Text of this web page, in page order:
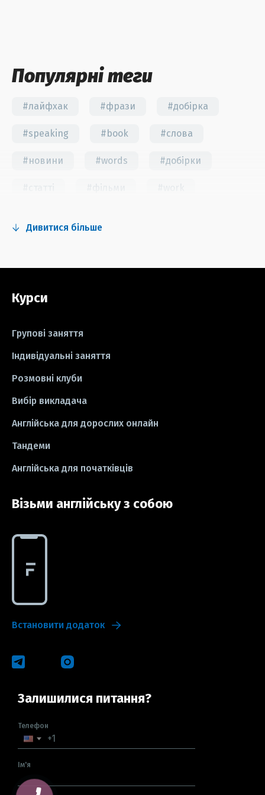
Популярні теги
#лайфхак #фрази #добірка
#speaking #book #слова
#новини #words #добірки
#grammar #writing #вправи
#пісні
#школа #ігри
#СV #резюме
#idioms
Дивитися більше
Курси
Групові заняття
Індивідуальні заняття
Розмовні клуби
Вибір викладача
Англійська для дорослих онлайн
Тандеми
Англійська для початківців
Візьми англійську з собою
Встановити додаток
Залишилися питання?
Телефон
Ім'я